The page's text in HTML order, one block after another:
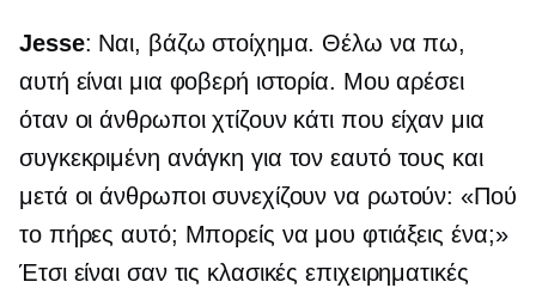
Jesse: Ναι, βάζω στοίχημα. Θέλω να πω,
αυτή είναι μια φοβερή ιστορία. Μου αρέσει
όταν οι άνθρωποι χτίζουν κάτι που είχαν μια
συγκεκριμένη ανάγκη για τον εαυτό τους και
μετά οι άνθρωποι συνεχίζουν να ρωτούν: «Πού
το πήρες αυτό; Μπορείς να μου φτιάξεις ένα;»
Έτσι είναι σαν τις κλασικές επιχειρηματικές